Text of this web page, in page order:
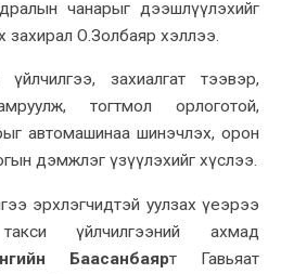
чанарыг дээшлүүлэхийг
захирал О.Золбаяр хэллээ.
захиалгат тээвэр,
тогтмол орлоготой,
автомашинаа шинэчлэх, орон
дэмжлэг үзүүлэхийг хүслээ.
эрхлэгчидтэй уулзах үеэрээ
үйлчилгээний ахмад
Баасанбаярт Гавьяат